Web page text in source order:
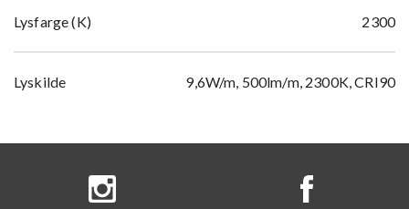
Lysfarge (K) 2300
Lyskilde 9,6W/m, 500lm/m, 2300K, CRI90